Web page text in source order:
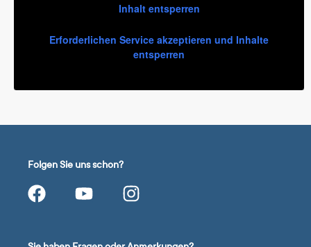
Inhalt entsperren
Erforderlichen Service akzeptieren und Inhalte
entsperren
Folgen Sie uns schon?